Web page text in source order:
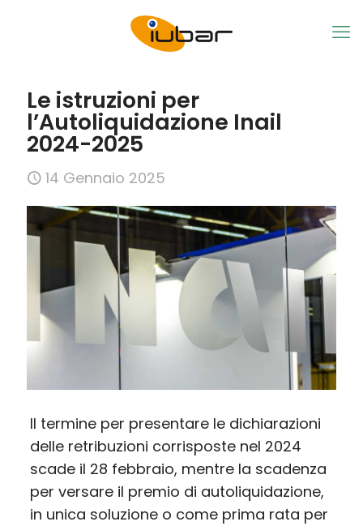
Le istruzioni per
l’Autoliquidazione Inail
2024-2025
14 Gennaio 2025
Il termine per presentare le dichiarazioni
delle retribuzioni corrisposte nel 2024
scade il 28 febbraio, mentre la scadenza
per versare il premio di autoliquidazione,
in unica soluzione o come prima rata per